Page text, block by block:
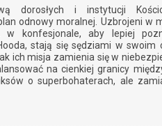
dorosłych i instytucji
odnowy moralnej. Uzbrojeni w
w konfesjonale, aby lepiej
stają się sędziami w swoim
ich misja zamienia się w
na cienkiej granicy
o superbohaterach, ale